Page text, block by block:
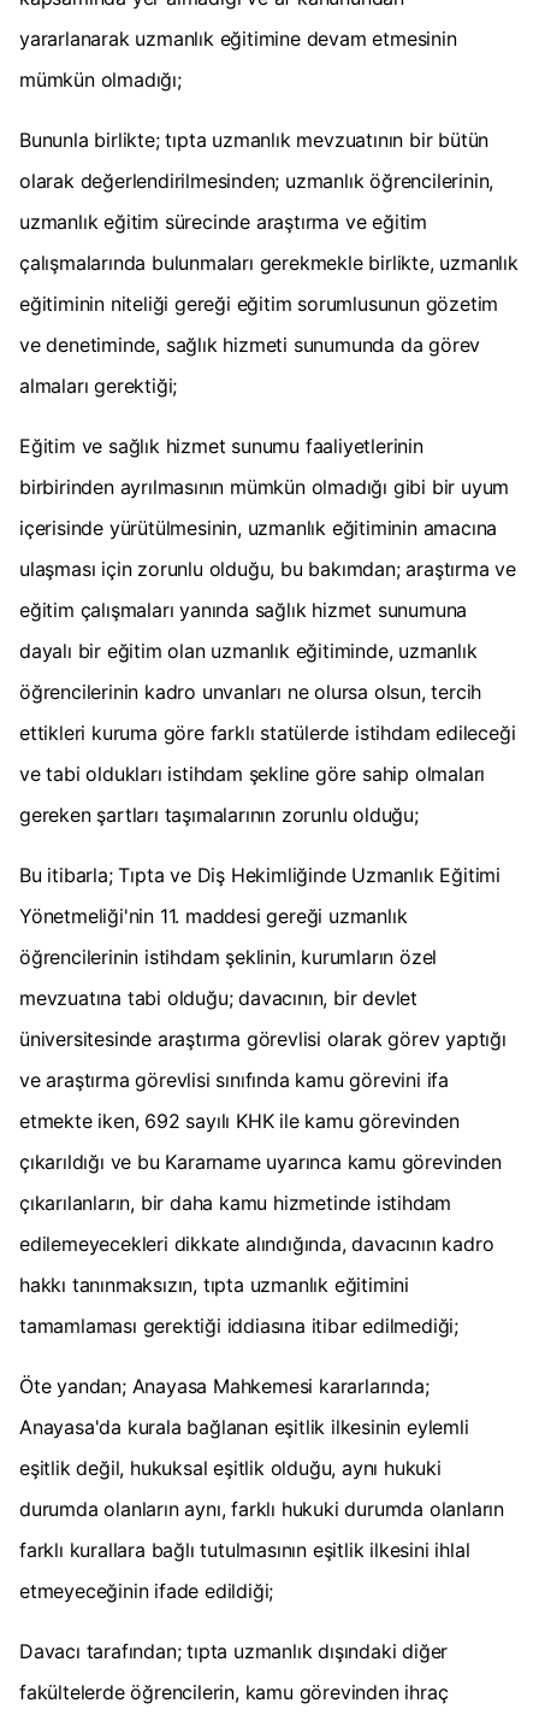
yararlanarak uzmanlık eğitimine devam etmesinin
mümkün olmadığı;
Bununla birlikte; tıpta uzmanlık mevzuatının bir bütün
olarak değerlendirilmesinden; uzmanlık öğrencilerinin,
uzmanlık eğitim sürecinde araştırma ve eğitim
çalışmalarında bulunmaları gerekmekle birlikte, uzmanlık
eğitiminin niteliği gereği eğitim sorumlusunun gözetim
ve denetiminde, sağlık hizmeti sunumunda da görev
almaları gerektiği;
Eğitim ve sağlık hizmet sunumu faaliyetlerinin
birbirinden ayrılmasının mümkün olmadığı gibi bir uyum
içerisinde yürütülmesinin, uzmanlık eğitiminin amacına
ulaşması için zorunlu olduğu, bu bakımdan; araştırma ve
eğitim çalışmaları yanında sağlık hizmet sunumuna
dayalı bir eğitim olan uzmanlık eğitiminde, uzmanlık
öğrencilerinin kadro unvanları ne olursa olsun, tercih
ettikleri kuruma göre farklı statülerde istihdam edileceği
ve tabi oldukları istihdam şekline göre sahip olmaları
gereken şartları taşımalarının zorunlu olduğu;
Bu itibarla; Tıpta ve Diş Hekimliğinde Uzmanlık Eğitimi
Yönetmeliği'nin 11. maddesi gereği uzmanlık
öğrencilerinin istihdam şeklinin, kurumların özel
mevzuatına tabi olduğu; davacının, bir devlet
üniversitesinde araştırma görevlisi olarak görev yaptığı
ve araştırma görevlisi sınıfında kamu görevini ifa
etmekte iken, 692 sayılı KHK ile kamu görevinden
çıkarıldığı ve bu Kararname uyarınca kamu görevinden
çıkarılanların, bir daha kamu hizmetinde istihdam
edilemeyecekleri dikkate alındığında, davacının kadro
hakkı tanınmaksızın, tıpta uzmanlık eğitimini
tamamlaması gerektiği iddiasına itibar edilmediği;
Öte yandan; Anayasa Mahkemesi kararlarında;
Anayasa'da kurala bağlanan eşitlik ilkesinin eylemli
eşitlik değil, hukuksal eşitlik olduğu, aynı hukuki
durumda olanların aynı, farklı hukuki durumda olanların
farklı kurallara bağlı tutulmasının eşitlik ilkesini ihlal
etmeyeceğinin ifade edildiği;
Davacı tarafından; tıpta uzmanlık dışındaki diğer
fakültelerde öğrencilerin, kamu görevinden ihraç